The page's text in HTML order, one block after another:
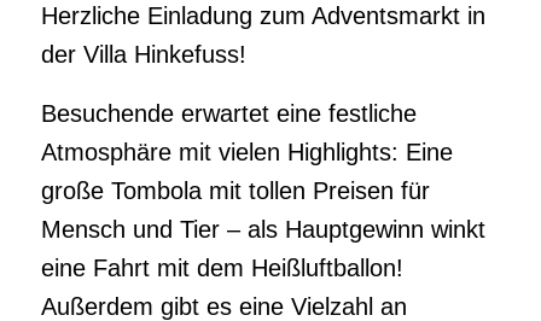
Herzliche Einladung zum Adventsmarkt in
der Villa Hinkefuss!
Besuchende erwartet eine festliche
Atmosphäre mit vielen Highlights: Eine
große Tombola mit tollen Preisen für
Mensch und Tier – als Hauptgewinn winkt
eine Fahrt mit dem Heißluftballon!
Außerdem gibt es eine Vielzahl an